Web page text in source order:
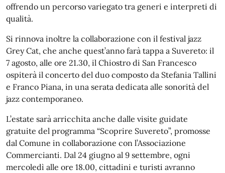
offrendo un percorso variegato tra generi e interpreti di
qualità.
Si rinnova inoltre la collaborazione con il festival jazz
Grey Cat, che anche quest’anno farà tappa a Suvereto: il
7 agosto, alle ore 21.30, il Chiostro di San Francesco
ospiterà il concerto del duo composto da Stefania Tallini
e Franco Piana, in una serata dedicata alle sonorità del
jazz contemporaneo.
L’estate sarà arricchita anche dalle visite guidate
gratuite del programma “Scoprire Suvereto”, promosse
dal Comune in collaborazione con l’Associazione
Commercianti. Dal 24 giugno al 9 settembre, ogni
mercoledì alle ore 18.00, cittadini e turisti avranno